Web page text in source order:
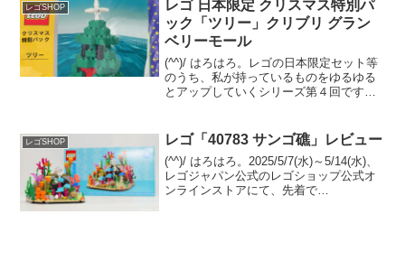
で詰め。 過去の購...
レゴSHOP
レゴ 日本限定 クリスマス特別パ
ック「ツリー」クリブリ グラン
ベリーモール
(^^)/ はろはろ。レゴの日本限定セット等
のうち、私が持っているものをゆるゆる
とアップしていくシリーズ第４回です。
す。クリスマス特別パック「ツリー」レ
ゴ クリックブリ...
レゴSHOP レゴ「40783 サンゴ礁」レビュー
(^^)/ はろはろ。2025/5/7(水)～5/14(水)、
レゴジャパン公式のレゴショップ公式オ
ンラインストアにて、先着で